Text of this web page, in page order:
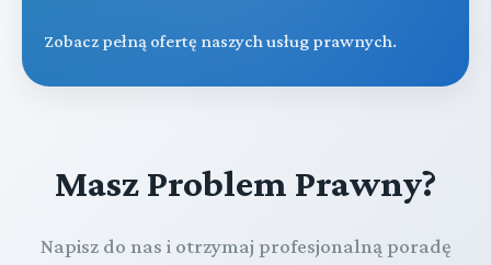
Zobacz pełną ofertę naszych usług prawnych.
Masz Problem Prawny?
Napisz do nas i otrzymaj profesjonalną poradę